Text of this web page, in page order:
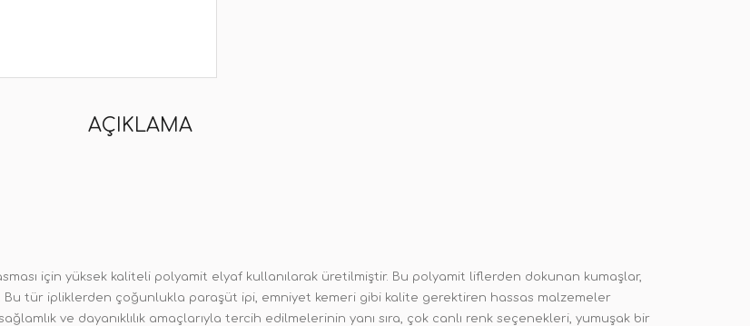
AÇIKLAMA
için yüksek kaliteli polyamit elyaf kullanılarak üretilmiştir. Bu polyamit liflerden dokunan kumaşlar,
Bu tür ipliklerden çoğunlukla paraşüt ipi, emniyet kemeri gibi kalite gerektiren hassas malzemeler
ve dayanıklılık amaçlarıyla tercih edilmelerinin yanı sıra, çok canlı renk seçenekleri, yumuşak bir